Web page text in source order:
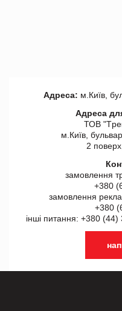
Адреса: м.Київ,
Адреса
ТОВ
м.Київ,
2
замовлення
+380
замовлення
+380
інші питання: +380